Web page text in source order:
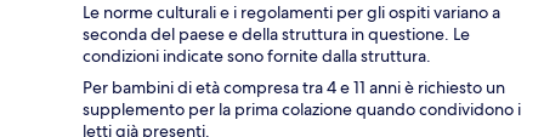
Le norme culturali e i regolamenti per gli ospiti variano a
seconda del paese e della struttura in questione. Le
condizioni indicate sono fornite dalla struttura.
Per bambini di età compresa tra 4 e 11 anni è richiesto un
supplemento per la prima colazione quando condividono i
letti già presenti.